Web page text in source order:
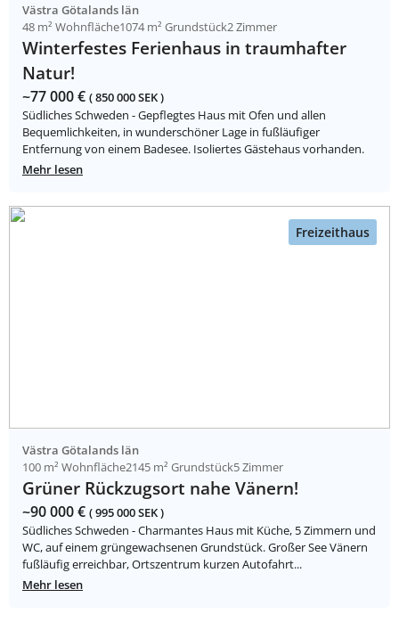
Västra Götalands län
48 m² Wohnfläche1074 m² Grundstück2 Zimmer
Winterfestes Ferienhaus in traumhafter
Natur!
~77 000 € ( 850 000 SEK )
Südliches Schweden - Gepflegtes Haus mit Ofen und allen
Bequemlichkeiten, in wunderschöner Lage in fußläufiger
Entfernung von einem Badesee. Isoliertes Gästehaus vorhanden.
Mehr lesen
Freizeithaus
Västra Götalands län
100 m² Wohnfläche2145 m² Grundstück5 Zimmer
Grüner Rückzugsort nahe Vänern!
~90 000 € ( 995 000 SEK )
Südliches Schweden - Charmantes Haus mit Küche, 5 Zimmern und
WC, auf einem grüngewachsenen Grundstück. Großer See Vänern
fußläufig erreichbar, Ortszentrum kurzen Autofahrt...
Mehr lesen